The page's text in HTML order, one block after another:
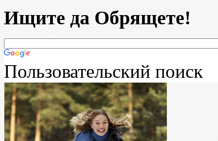
Ищите да Обрящете!
Пользовательский поиск